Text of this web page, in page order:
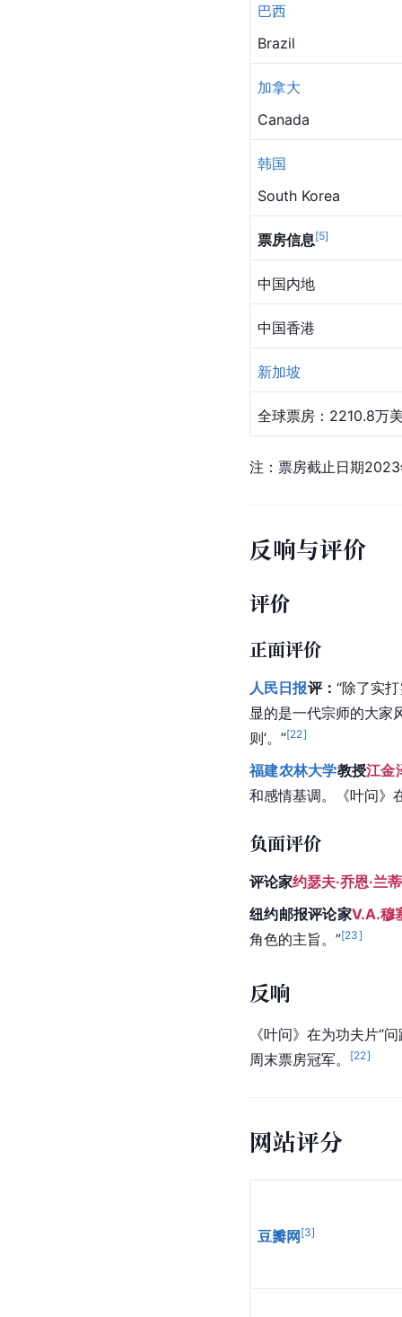
巴西
Brazil
加拿大
Canada
韩国
South Korea
票房信息[5]
中国内地
中国香港
新加坡
全球票房：2210.8万
注：票房截止日期2023
反响与评价
评价
正面评价
人民日报评： “除了实
显的是一代宗师的大家
则’。”[22]
福建农林大学教授江金
和感情基调。《叶问》
负面评价
评论家约瑟夫·乔恩·兰
纽约邮报评论家V.A.穆
角色的主旨。”[23]
反响
《叶问》在为功夫片“
周末票房冠军。
[22]
网站评分
豆瓣网 [3]